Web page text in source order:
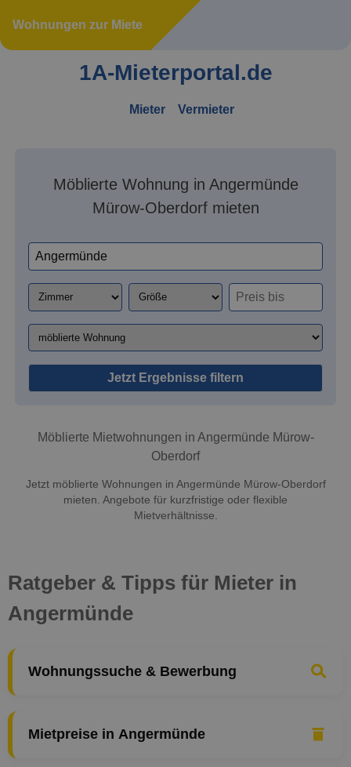
Wohnungen zur Miete
1A-Mieterportal.de
Mieter Vermieter
Möblierte Wohnung in Angermünde
Mürow-Oberdorf mieten
Jetzt Ergebnisse filtern
Möblierte Mietwohnungen in Angermünde Mürow-
Oberdorf
Jetzt möblierte Wohnungen in Angermünde Mürow-Oberdorf
mieten. Angebote für kurzfristige oder flexible
Mietverhältnisse.
Ratgeber & Tipps für Mieter in
Angermünde
Wohnungssuche & Bewerbung
Mietpreise in Angermünde